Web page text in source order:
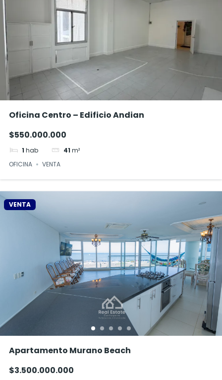
Oficina Centro – Edificio Andian
$550.000.000
1 hab 41 m²
OFICINA
VENTA
VENTA
Apartamento Murano Beach
$3.500.000.000